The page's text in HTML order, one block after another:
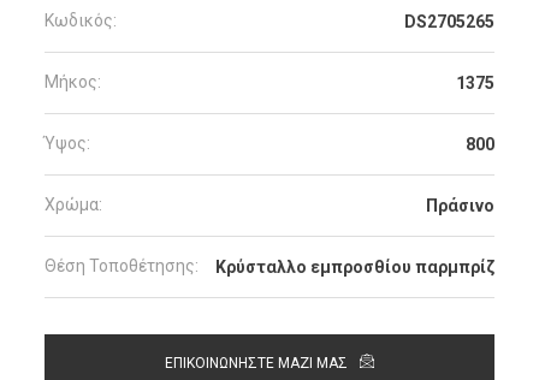
Κωδικός: DS2705265
Μήκος: 1375
Ύψος: 800
Χρώμα: Πράσινο
Θέση Τοποθέτησης: Κρύσταλλο εμπροσθίου παρμπρίζ
ΕΠΙΚΟΙΝΩΝΗΣΤΕ ΜΑΖΙ ΜΑΣ